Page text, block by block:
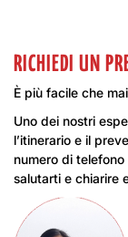
RICHIEDI UN
È più facile che
Uno dei nostri
l’itinerario e il
numero di
salutarti e chiarire